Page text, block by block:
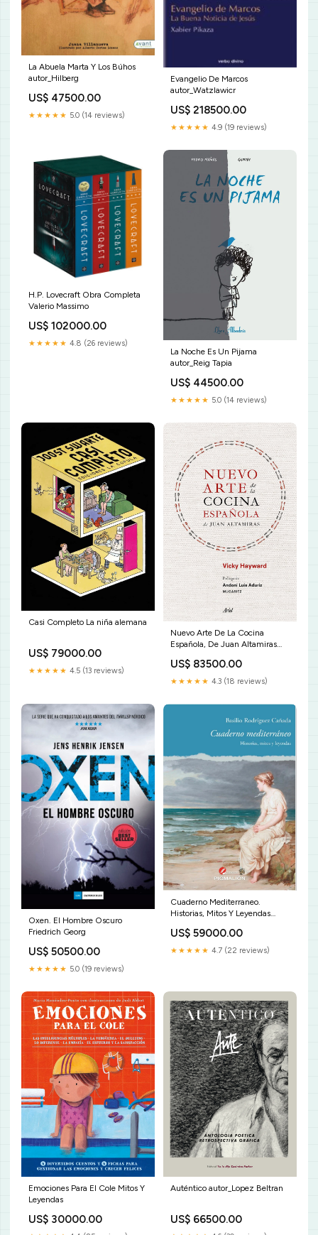
La Abuela Marta Y Los Búhos
autor_Hilberg
US$ 47500.00
★★★★★ 5.0 (14 reviews)
Evangelio De Marcos
autor_Watzlawicr
US$ 218500.00
★★★★★ 4.9 (19 reviews)
H.P. Lovecraft Obra Completa
Valerio Massimo
US$ 102000.00
★★★★★ 4.8 (26 reviews)
La Noche Es Un Pijama
autor_Reig Tapia
US$ 44500.00
★★★★★ 5.0 (14 reviews)
Casi Completo La niña alemana
US$ 79000.00
★★★★★ 4.5 (13 reviews)
Nuevo Arte De La Cocina
Española, De Juan Altamiras
US$ 83500.00
★★★★★ 4.3 (18 reviews)
Oxen. El Hombre Oscuro
Friedrich Georg
US$ 50500.00
★★★★★ 5.0 (19 reviews)
Cuaderno Mediterraneo.
Historias, Mitos Y Leyendas
US$ 59000.00
★★★★★ 4.7 (22 reviews)
Emociones Para El Cole Mitos Y
Leyendas
US$ 30000.00
Auténtico autor_Lopez Beltran
US$ 66500.00